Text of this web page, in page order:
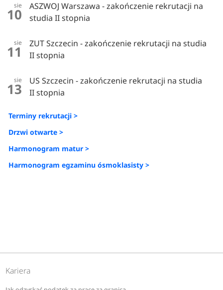
sie
10
ASZWOJ Warszawa - zakończenie rekrutacji na
studia II stopnia
sie
11
ZUT Szczecin - zakończenie rekrutacji na studia
II stopnia
sie
13
US Szczecin - zakończenie rekrutacji na studia
II stopnia
Terminy rekrutacji >
Drzwi otwarte >
Harmonogram matur >
Harmonogram egzaminu ósmoklasisty >
Kariera